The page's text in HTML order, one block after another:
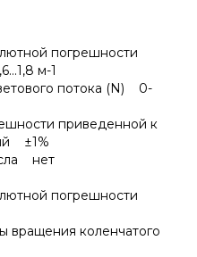
погрешности
м-1
потока (N) 0-
приведенной к
±1%
нет
погрешности
вращения коленчатого